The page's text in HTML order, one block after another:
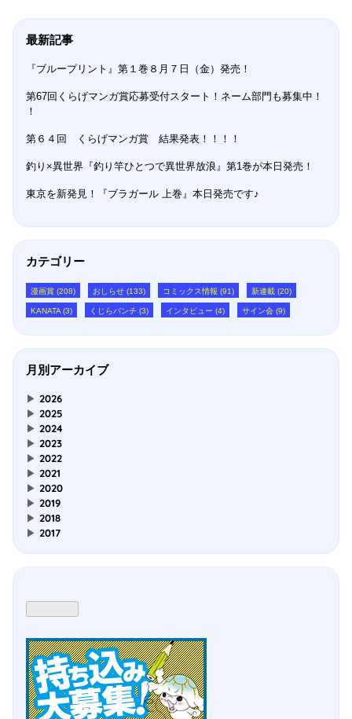
最新記事
『ブループリント』第１巻８月７日（金）発売！
第67回くらげマンガ賞応募受付スタート！ネーム部門も募集中！
！
第６４回 くらげマンガ賞 結果発表！！！！
釣り×異世界『釣り竿ひとつで異世界放浪』第1巻が本日発売！
東京を新発見！『ブラガール 上巻』本日発売です♪
カテゴリー
漫画賞 (208) おしらせ (133) コミックス情報 (91) 新連載 (20)
KANATA (3) くじらバンチ (3) インタビュー (4) サイン会 (9)
月別アーカイブ
▶ 2026
▶ 2025
▶ 2024
▶ 2023
▶ 2022
▶ 2021
▶ 2020
▶ 2019
▶ 2018
▶ 2017